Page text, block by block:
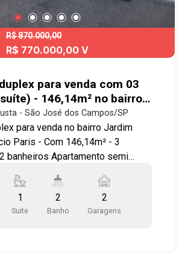
escolas e às principais vias
Condomínio completo:
Sauna, Sala de cinema, Pet
festas, Cozinha gourmet, Salão de
R$ 870.000,00
R$ 770.000,00 V
para venda com 03
- 146,14m² no bairro
- São José dos Campos/SP
para venda no bairro Jardim
Apartamento semi
1 suíte -
- 2 banheiros - 1 lavabo -
de jantar - Home Theater - grande
1
Suite
2
Banho
2
Garagens